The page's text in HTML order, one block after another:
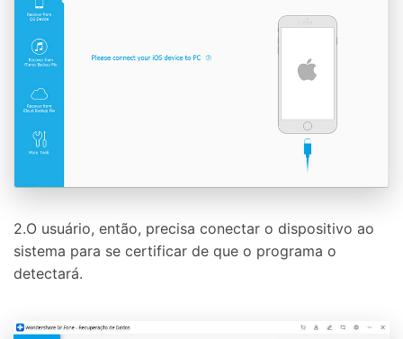
2.O usuário, então, precisa conectar o dispositivo ao
sistema para se certificar de que o programa o
detectará.